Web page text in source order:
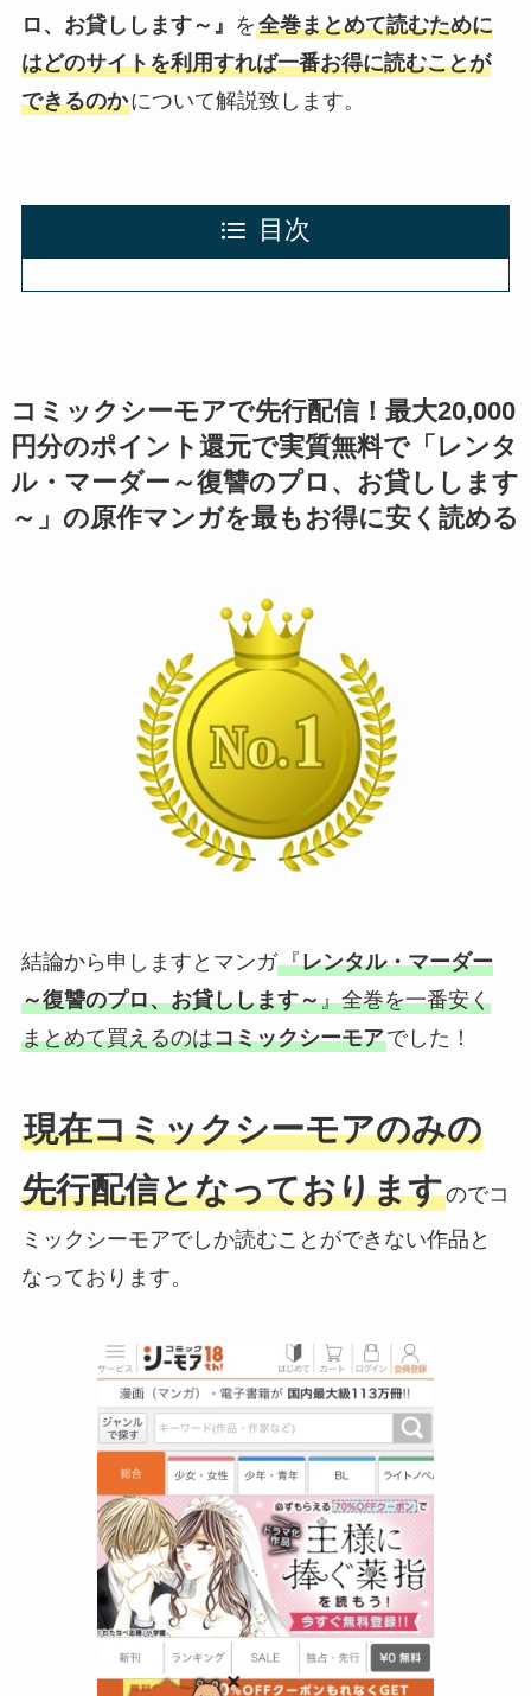
ロ、お貸しします～』 を全巻まとめて読むために
はどのサイトを利用すれば一番お得に読むことが
できるのかについて解説致します。
目次
コミックシーモアで先行配信！最大20,000
円分のポイント還元で実質無料で「 レンタ
ル・マーダー～復讐のプロ、お貸しします
～ 」の原作マンガを最もお得に安く読める
結論から申しますとマンガ『レンタル・マーダー
～復讐のプロ、お貸しします～』全巻を一番安く
まとめて買えるのはコミックシーモアでした！
現在コミックシーモアのみの
先行配信となっておりますのでコ
ミックシーモアでしか読むことができない作品と
なっております。